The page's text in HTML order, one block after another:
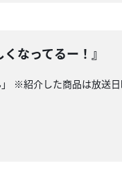
なってるー！』
※紹介した商品は放送